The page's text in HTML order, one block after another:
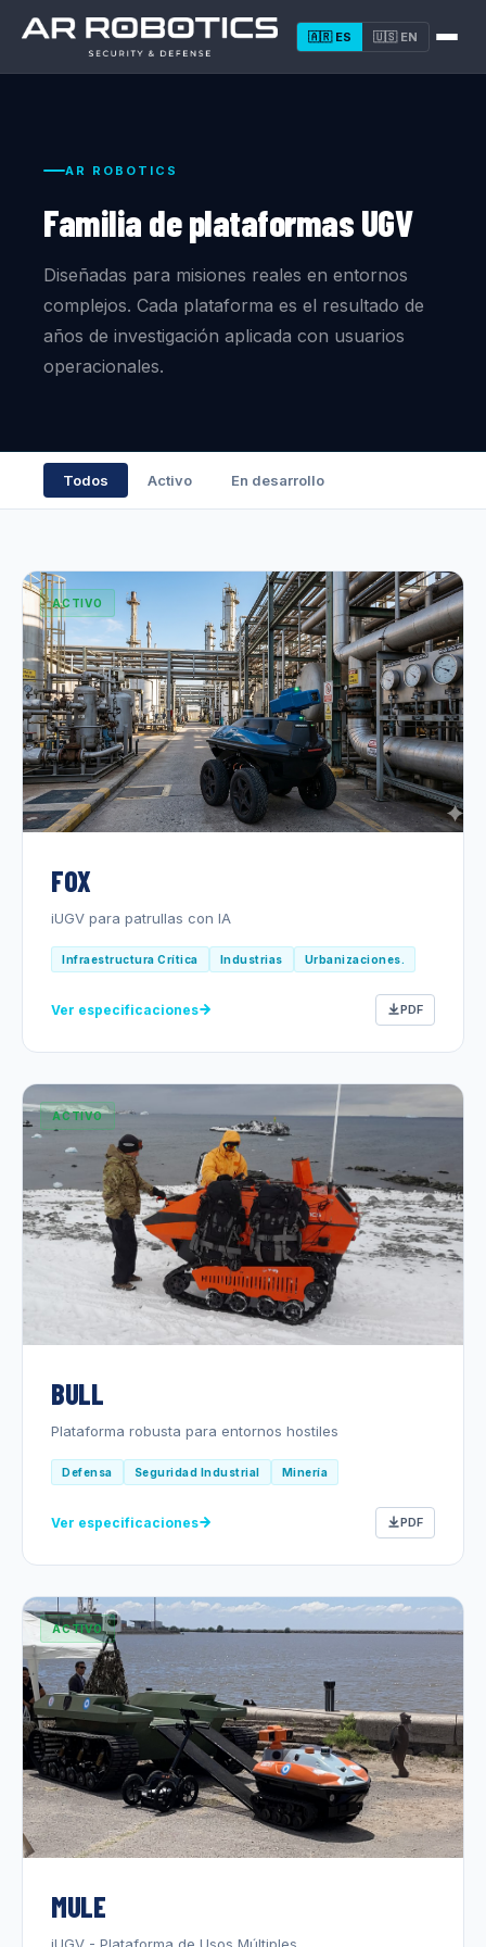
🇦🇷 ES 🇺🇸 EN
AR ROBOTICS
Familia de plataformas UGV
Diseñadas para misiones reales en entornos
complejos. Cada plataforma es el resultado de
años de investigación aplicada con usuarios
operacionales.
Todos Activo En desarrollo
ACTIVO
FOX
iUGV para patrullas con IA
Infraestructura Crítica Industrias Urbanizaciones.
Ver especificaciones PDF
ACTIVO
BULL
Plataforma robusta para entornos hostiles
Defensa Seguridad Industrial Minería
Ver especificaciones PDF
ACTIVO
MULE
iUGV - Plataforma de Usos Múltiples